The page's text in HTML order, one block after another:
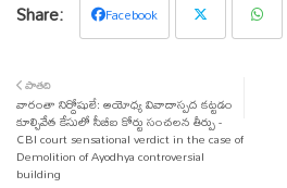
Facebook
ter
పాతది
వారంతా నిర్దోషులే: అయోధ్య వివాదాస్పద కట్టడం
కూల్చివేత కేసులో సీబీఐ కోర్టు సంచలన తీర్పు -
CBI court sensational verdict in the case of
Demolition of Ayodhya controversial
building